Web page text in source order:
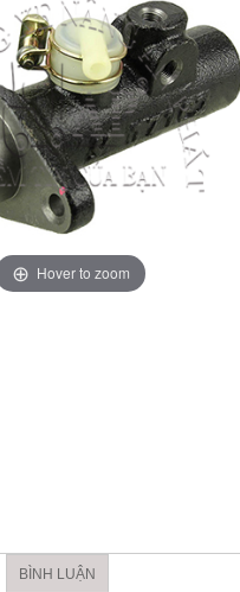
4TNV98
Hover to zoom
BÌNH LUẬN